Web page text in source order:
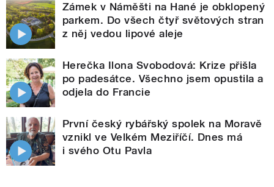
Zámek v Náměšti na Hané je obklopený
parkem. Do všech čtyř světových stran
z něj vedou lipové aleje
Herečka Ilona Svobodová: Krize přišla
po padesátce. Všechno jsem opustila a
odjela do Francie
První český rybářský spolek na Moravě
vznikl ve Velkém Meziříčí. Dnes má
i svého Otu Pavla